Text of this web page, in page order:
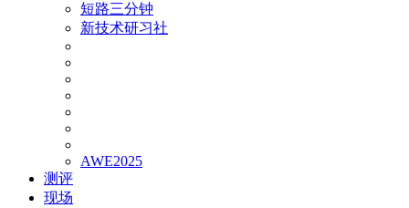
短路三分钟
新技术研习社
AWE2025
测评
现场